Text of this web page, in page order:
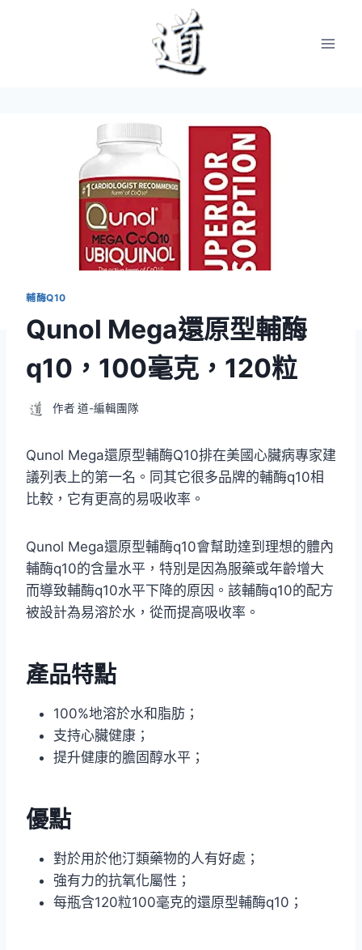
輔酶Q10
Qunol Mega還原型輔酶
q10，100毫克，120粒
作者 道-編輯團隊
Qunol Mega還原型輔酶Q10排在美國心臟病專家建
議列表上的第一名。同其它很多品牌的輔酶q10相
比較，它有更高的易吸收率。
Qunol Mega還原型輔酶q10會幫助達到理想的體內
輔酶q10的含量水平，特別是因為服藥或年齡增大
而導致輔酶q10水平下降的原因。該輔酶q10的配方
被設計為易溶於水，從而提高吸收率。
產品特點
100%地溶於水和脂肪；
支持心臟健康；
提升健康的膽固醇水平；
優點
對於用於他汀類藥物的人有好處；
強有力的抗氧化屬性；
每瓶含120粒100毫克的還原型輔酶q10；